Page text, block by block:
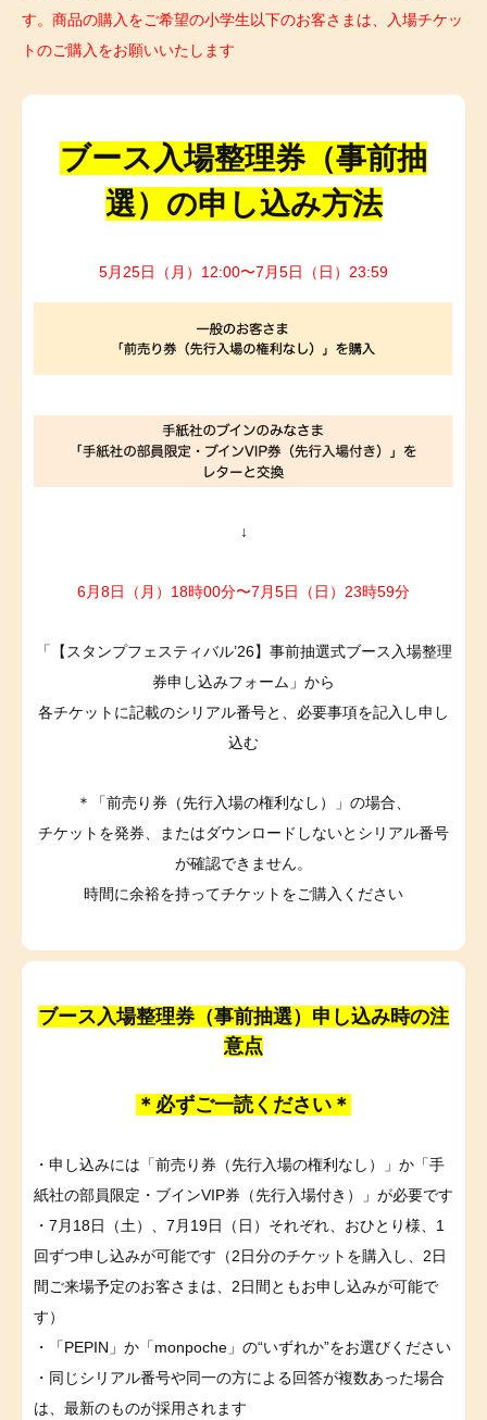
す。商品の購入をご希望の小学生以下のお客さまは、入場チケッ
トのご購入をお願いいたします
ブース入場整理券（事前抽
選）の申し込み方法
5月25日（月）12:00〜7月5日（日）23:59
↓
6月8日（月）18時00分〜7月5日（日）23時59分
「【スタンプフェスティバル’26】事前抽選式ブース入場整理
券申し込みフォーム」から
各チケットに記載のシリアル番号と、必要事項を記入し申し
込む
＊「前売り券（先行入場の権利なし）」の場合、
チケットを発券、またはダウンロードしないとシリアル番号
が確認できません。
時間に余裕を持ってチケットをご購入ください
ブース入場整理券（事前抽選）申し込み時の注
意点
＊必ずご一読ください＊
・申し込みには「前売り券（先行入場の権利なし）」か「手
紙社の部員限定・ブインVIP券（先行入場付き）」が必要です
・7月18日（土）、7月19日（日）それぞれ、おひとり様、1
回ずつ申し込みが可能です（2日分のチケットを購入し、2日
間ご来場予定のお客さまは、2日間ともお申し込みが可能で
す）
・「PEPIN」か「monpoche」の“いずれか”をお選びください
・同じシリアル番号や同一の方による回答が複数あった場合
は、最新のものが採用されます